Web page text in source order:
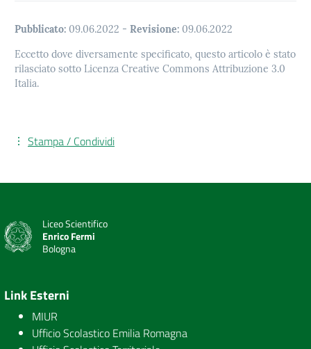
Pubblicato: 09.06.2022 - Revisione: 09.06.2022
Eccetto dove diversamente specificato, questo articolo è stato
rilasciato sotto Licenza Creative Commons Attribuzione 3.0
Italia.
Stampa / Condividi
Liceo Scientifico
Enrico Fermi
Bologna
Link Esterni
MIUR
Ufficio Scolastico Emilia Romagna